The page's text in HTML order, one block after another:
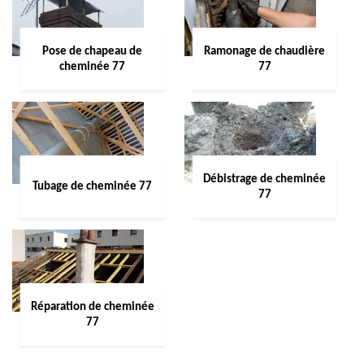
Pose de chapeau de
cheminée 77
Ramonage de chaudière
77
Tubage de cheminée 77
Débistrage de cheminée
77
Réparation de cheminée
77